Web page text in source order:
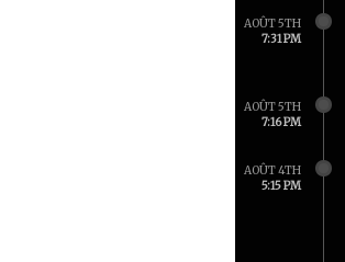
AOÛT 5TH
7:31 PM
AOÛT 5TH
7:16 PM
AOÛT 4TH
5:15 PM